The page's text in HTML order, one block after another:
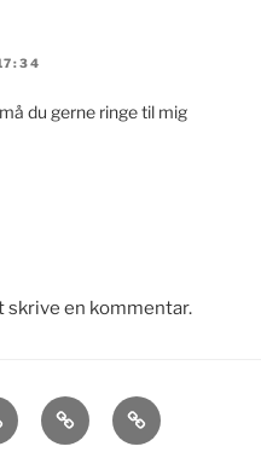
du gerne ringe til mig
skrive en kommentar.
Kontakt Kalender